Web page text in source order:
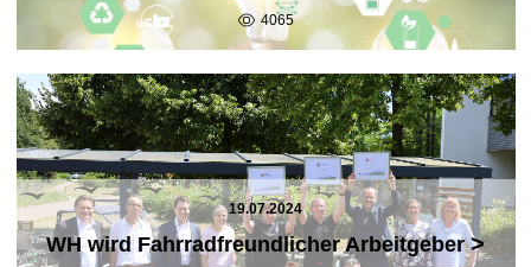
4065
19.07.2024
WH wird Fahrradfreundlicher Arbeitgeber>